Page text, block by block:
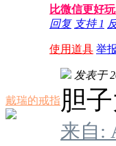
比微信更好
回复 支持 1
使用道具 举
戴瑞的戒指
发表于
胆
来自: